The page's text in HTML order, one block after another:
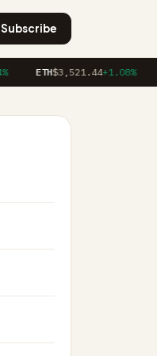
Subscribe
ETH$3,521.44+1.08%